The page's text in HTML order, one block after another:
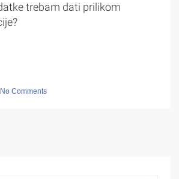
trebam dati prilikom
No Comments